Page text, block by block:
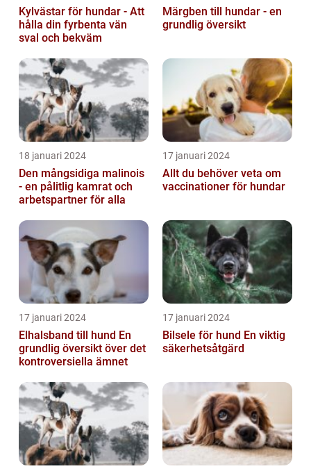
Kylvästar för hundar - Att
hålla din fyrbenta vän
sval och bekväm
Märgben till hundar - en
grundlig översikt
18 januari 2024
Den mångsidiga malinois
- en pålitlig kamrat och
arbetspartner för alla
17 januari 2024
Allt du behöver veta om
vaccinationer för hundar
17 januari 2024
Elhalsband till hund En
grundlig översikt över det
kontroversiella ämnet
17 januari 2024
Bilsele för hund En viktig
säkerhetsåtgärd